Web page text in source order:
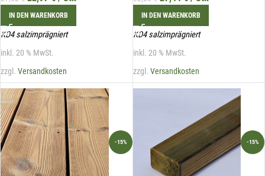
IN DEN WARENKORB
KD4 salzimprägniert
inkl. 20 % MwSt.
zzgl. Versandkosten
IN DEN WARENKORB
KD4 salzimprägniert
inkl. 20 % MwSt.
zzgl. Versandkosten
-15% -15%